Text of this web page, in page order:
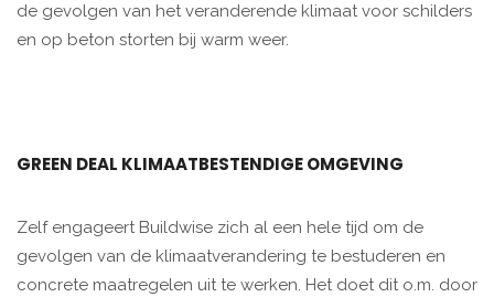
de gevolgen van het veranderende klimaat voor schilders
en op beton storten bij warm weer.
GREEN DEAL KLIMAATBESTENDIGE OMGEVING
Zelf engageert Buildwise zich al een hele tijd om de
gevolgen van de klimaatverandering te bestuderen en
concrete maatregelen uit te werken. Het doet dit o.m. door